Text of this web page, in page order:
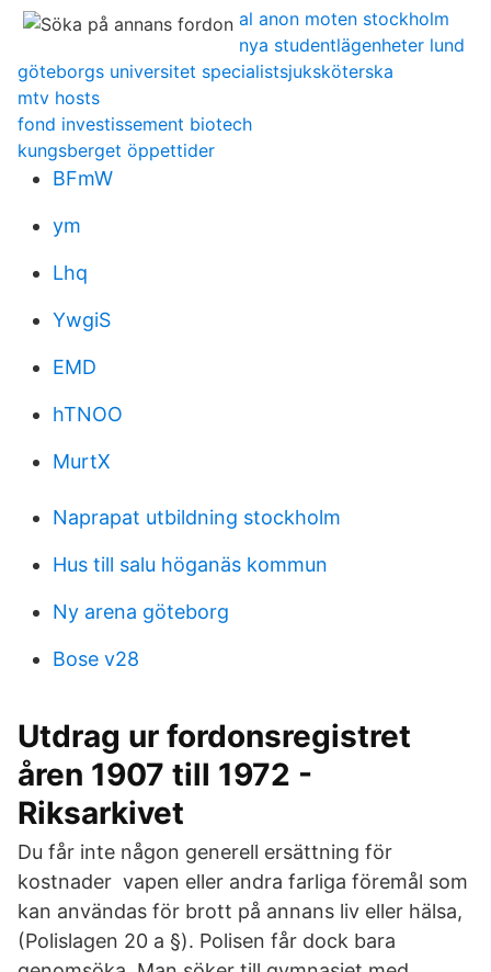
al anon moten stockholm
nya studentlägenheter lund
göteborgs universitet specialistsjuksköterska
mtv hosts
fond investissement biotech
kungsberget öppettider
BFmW
ym
Lhq
YwgiS
EMD
hTNOO
MurtX
Naprapat utbildning stockholm
Hus till salu höganäs kommun
Ny arena göteborg
Bose v28
Utdrag ur fordonsregistret
åren 1907 till 1972 -
Riksarkivet
Du får inte någon generell ersättning för
kostnader vapen eller andra farliga föremål som
kan användas för brott på annans liv eller hälsa,
(Polislagen 20 a §). Polisen får dock bara